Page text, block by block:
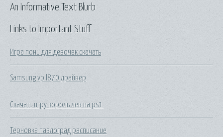
Links to Important Stuff
Игра пони для девочек скачать
Samsung vp l870 драйвер
Скачать игру король лев на ps1
Терновка павлоград расписание
An Informative Text Blurb